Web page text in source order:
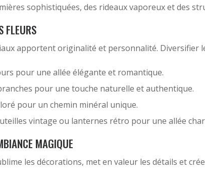
sophistiquées, des rideaux vaporeux et des
FLEURS
apportent originalité et personnalité.
pour une allée élégante et romantique.
pour une touche naturelle et authentique.
pour un chemin minéral unique.
vintage ou lanternes rétro pour une allée
MAGIQUE
les décorations, met en valeur les détails et